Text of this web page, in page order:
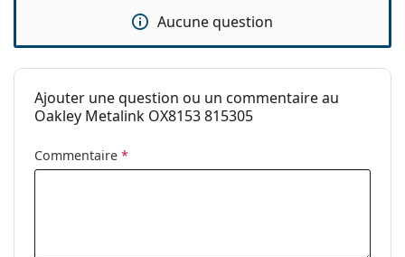
l'entretien des lunettes. Certains modèles peuvent
être livrés avec un sac en tissu au lieu d'un chiffon.
Explorez la gamme complète delunettes de vuepour
découvrir d'autres styles ou consultez notre guide des
lunettessi vous avez besoin d'aide pour choisir.
avant l'utilisation.
Aucune question
Ajouter une question ou un commentaire au
Oakley Metalink OX8153 815305
Commentaire *